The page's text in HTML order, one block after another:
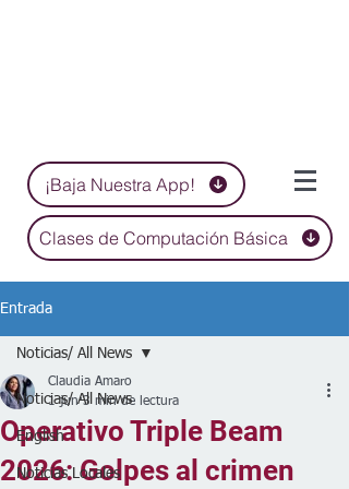
¡Baja Nuestra App!
Clases de Computación Básica
Entrada
Noticias/ All News
English
Noticias Locales
Noticias/ All News
Operativo Triple Beam
2026: Golpes al crimen
Claudia Amaro
1 jun 3 min de lectura